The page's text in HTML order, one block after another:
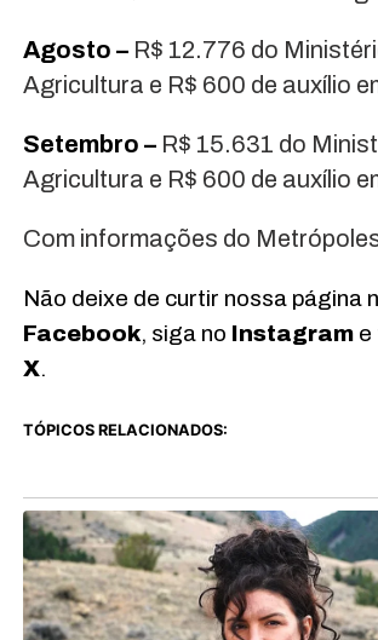
Agosto –R$ 12.776 do
Agricultura e R$ 600 de auxílio
Setembro –R$ 15.631 do
Agricultura e R$ 600 de auxílio
Com informações do
Não deixe de curtir nossa página
Facebook, siga no Instagrame
X.
TÓPICOS RELACIONADOS: